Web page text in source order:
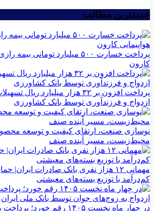
جدیدترین مطالب
پرداخت خسارت ۵۰۰ میلیارد
کارون
پرداخت افزون بر ۳۲ هزار میلیارد
ازدواج و فرزندآوری توسط بانک کشاورزی
نوسازی صنعت، ارتقای کیفیت و توسعه
محیط‌زیست، مسیر آینده صنف
مهمانی ۱۲ هزار نفری بانک صادرات ایران|
کم‌درآمد با توزیع بسته‌های معیشتی